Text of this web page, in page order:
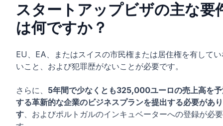
スタートアップビザの主な要
は何ですか？
EU、EA、またはスイスの市民権または居住権を有して
いこと、および犯罪歴がないことが必要です。
さらに、 5年間で少なくとも325,000ユーロの売上高を
する革新的な企業のビジネスプランを提出する必要があ
す、およびポルトガルのインキュベーターへの登録が必